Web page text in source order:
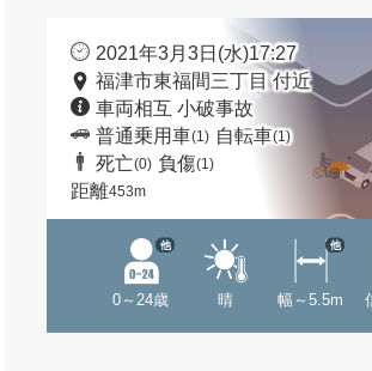
2021年3月3日(水)17:27
福津市東福間三丁目 付近
車両相互 小破事故
普通乗用車(1) 自転車(1)
死亡(0) 負傷(1)
距離453m
0～24歳
他
晴 幅～5.5m
他